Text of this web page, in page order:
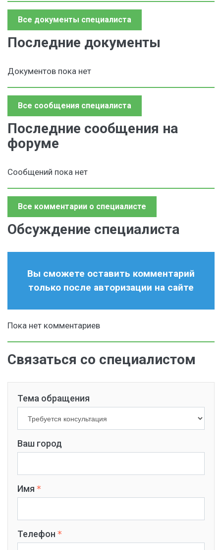
Все документы специалиста
Последние документы
Документов пока нет
Все сообщения специалиста
Последние сообщения на
форуме
Сообщений пока нет
Все комментарии о специалисте
Обсуждение специалиста
Вы сможете оставить комментарий
только после авторизации на сайте
Пока нет комментариев
Связаться со специалистом
Тема обращения
Ваш город
Имя
Телефон